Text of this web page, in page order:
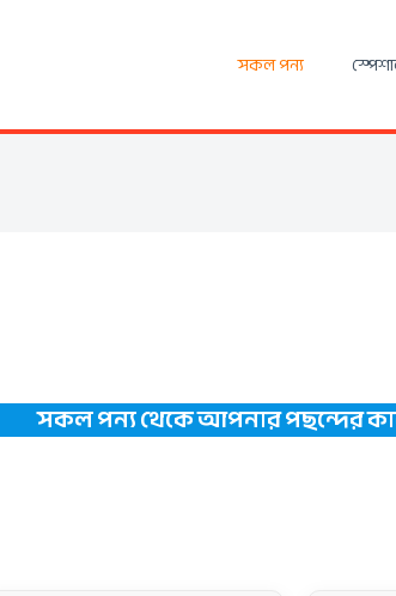
সকল পন্য
সকল পন্য থেকে আপনার পছন্দের